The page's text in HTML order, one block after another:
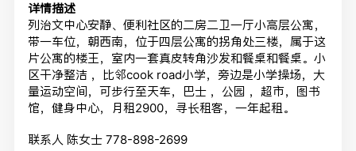
详情描述
列治文中心安静、便利社区的二房二卫一厅小高层公寓，
带一车位，朝西南，位于四层公寓的拐角处三楼，属于这
片公寓的楼王，室内一套真皮转角沙发和餐桌和餐桌。小
区干净整洁 ，比邻cook road小学，旁边是小学操场，大
量运动空间，可步行至天车，巴士 ，公园 ，超市，图书
馆，健身中心，月租2900，寻长租客，一年起租。
联系人 陈女士 778-898-2699